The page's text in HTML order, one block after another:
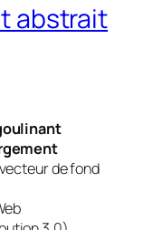
abstrait
de fond